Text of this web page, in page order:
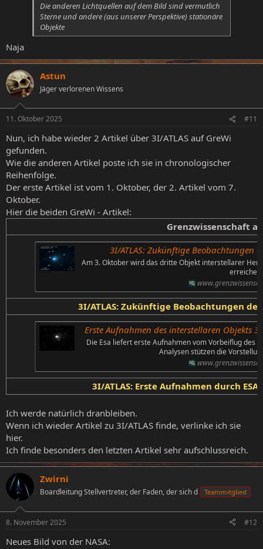
Die anderen Lichtquellen auf dem Bild sind vermutlich
Sterne und andere (aus unserer Perspektive) stationäre
Objekte
Naja
Astun
Jäger verlorenen Wissens
11. Oktober 2025 #11
Nun, ich habe wieder 2 Artikel über 3I/ATLAS auf GreWi
gefunden.
Wie die anderen Artikel poste ich sie in chronologischer
Reihenfolge.
Der erste Artikel ist vom 1. Oktober, der 2. Artikel vom 7.
Oktober.
Hier die beiden GreWi - Artikel:
Grenzwissenschaft
3I/ATLAS: Zukünftige Beobachtungen
Am 3. Oktober wird das dritte Objekt interstellarer
erreichen.
3I/ATLAS: Zukünftige Beobachtungen
Erste Aufnahmen des interstellaren Objekts
Die Esa liefert erste Aufnahmen vom Vorbeiflug des
Analysen stützen die
3I/ATLAS: Erste Aufnahmen durch
Ich werde natürlich dranbleiben.
Wenn ich wieder Artikel zu 3I/ATLAS finde, verlinke ich sie
hier.
Ich finde besonders den letzten Artikel sehr aufschlussreich.
Zwirni
Boardleitung Stellvertreter, der Faden, der sich d Teammitglied
8. November 2025 #12
Neues Bild von der NASA: